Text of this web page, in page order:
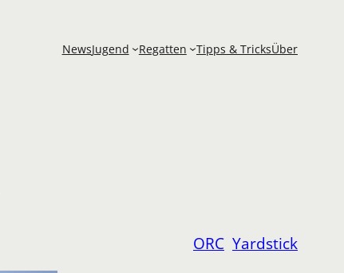
NewsJugend Regatten Tipps & TricksÜber
ORC Yardstick